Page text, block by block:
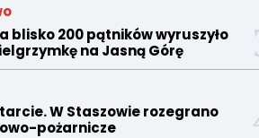
blisko 200 pątników wyruszyło
na Jasną Górę
W Staszowie rozegrano
pożarnicze